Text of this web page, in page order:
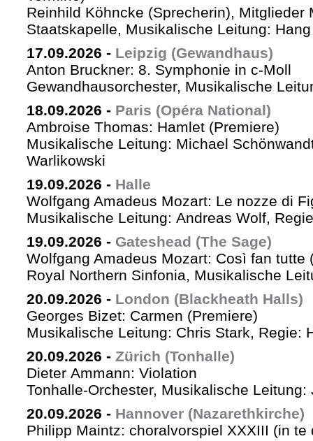
Reinhild Köhncke (Sprecherin), Mitglieder
Staatskapelle, Musikalische Leitung:
17.09.2026 - Leipzig (Gewandhaus)
Anton Bruckner: 8. Symphonie in c-Moll
Gewandhausorchester, Musikalische
18.09.2026 - Paris (Opéra National)
Ambroise Thomas: Hamlet (Premiere)
Musikalische Leitung: Michael
Warlikowski
19.09.2026 - Halle
Wolfgang Amadeus Mozart: Le nozze di
Musikalische Leitung: Andreas Wolf,
19.09.2026 - Gateshead (The Sage)
Wolfgang Amadeus Mozart: Così fan tutte
Royal Northern Sinfonia, Musikalische
20.09.2026 - London (Blackheath Halls)
Georges Bizet: Carmen (Premiere)
Musikalische Leitung: Chris Stark, Regie:
20.09.2026 - Zürich (Tonhalle)
Dieter Ammann: Violation
Tonhalle-Orchester, Musikalische Leitung:
20.09.2026 - Hannover (Nazarethkirche)
Philipp Maintz: choralvorspiel XXXIII (in te